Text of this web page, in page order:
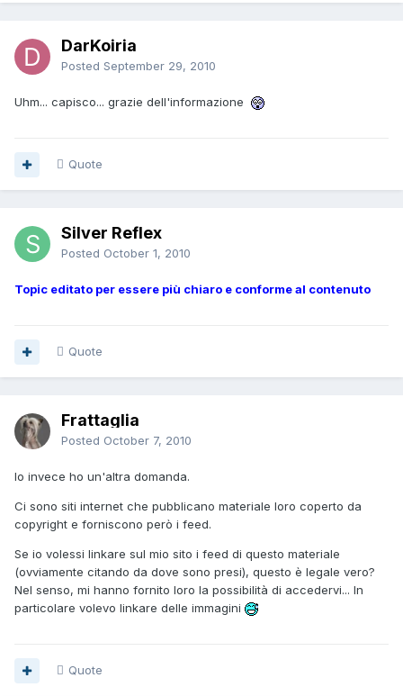
DarKoiria
Posted September 29, 2010
Uhm... capisco... grazie dell'informazione
Quote
Silver Reflex
Posted October 1, 2010
Topic editato per essere più chiaro e conforme al contenuto
Quote
Frattaglia
Posted October 7, 2010
Io invece ho un'altra domanda.
Ci sono siti internet che pubblicano materiale loro coperto da
copyright e forniscono però i feed.
Se io volessi linkare sul mio sito i feed di questo materiale
(ovviamente citando da dove sono presi), questo è legale vero?
Nel senso, mi hanno fornito loro la possibilità di accedervi... In
particolare volevo linkare delle immagini
Quote